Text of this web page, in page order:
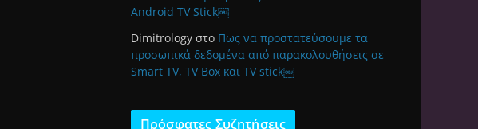
Android TV Stick￼
Dimitrology στο Πως να προστατεύσουμε τα
προσωπικά δεδομένα από παρακολουθήσεις σε
Smart TV, TV Box και TV stick￼
Πρόσφατες Συζητήσεις